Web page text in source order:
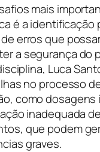
mais
é a identificação
erros que
a segurança do
Luca
no processo
como dosagens
inadequada de
que podem
graves.